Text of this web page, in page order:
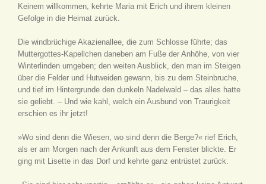
Keinem willkommen, kehrte Maria mit Erich und ihrem kleinen
Gefolge in die Heimat zurück.
Die windbrüchige Akazienallee, die zum Schlosse führte; das
Muttergottes-Kapellchen daneben am Fuße der Anhöhe, von vier
Winterlinden umgeben; den weiten Ausblick, den man im Steigen
über die Felder und Hutweiden gewann, bis zu dem Steinbruche,
und tief im Hintergrunde den dunkeln Nadelwald – das alles hatte
sie geliebt. – Und wie kahl, welch ein Ausbund von Traurigkeit
erschien es ihr jetzt!
»Wo sind denn die Wiesen, wo sind denn die Berge?« rief Erich,
als er am Morgen nach der Ankunft aus dem Fenster blickte. Er
ging mit Lisette in das Dorf und kehrte ganz entrüstet zurück.